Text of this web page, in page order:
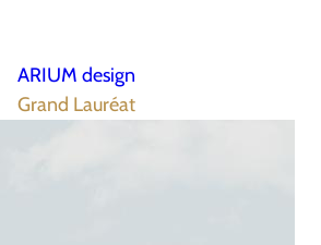
ARIUM design
Grand Lauréat